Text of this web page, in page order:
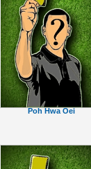
Poh Hwa Oei